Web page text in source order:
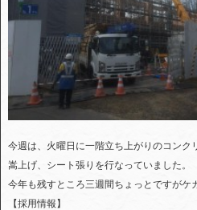
今週は、火曜日に一階立ち上がりのコンク
嵩上げ、シート張りを行なっていました。
今年も残すところ三週間ちょっとですがケ
【採用情報】